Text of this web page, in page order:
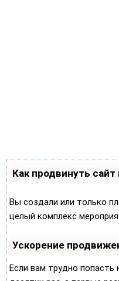
Как продвинуть
Вы создали или только
целый комплекс
Ускорение
Если вам трудно попасть